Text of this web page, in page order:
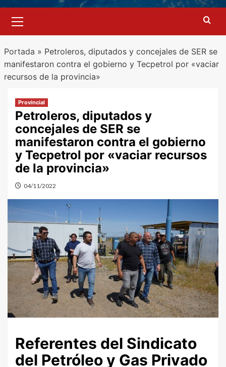
primario
Portada » Petroleros, diputados y concejales de SER se
manifestaron contra el gobierno y Tecpetrol por «vaciar
recursos de la provincia»
Provincial
Petroleros, diputados y
concejales de SER se
manifestaron contra el gobierno
y Tecpetrol por «vaciar recursos
de la provincia»
04/11/2022
Referentes del Sindicato
del Petróleo y Gas Privado